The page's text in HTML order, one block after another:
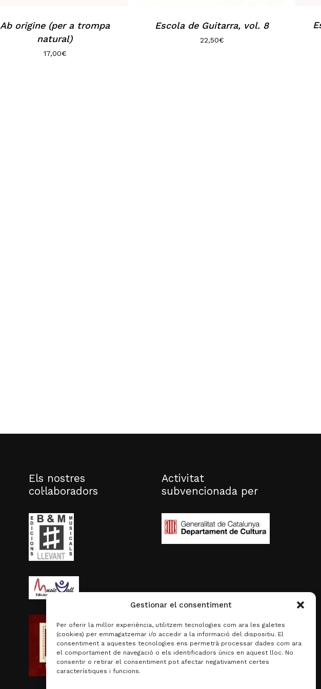
Gestionar el consentiment
Per oferir la millor experiència, utilitzem tecnologies com ara les galetes
(cookies) per emmagatzemar i/o accedir a la informació del dispositiu. El
consentiment a aquestes tecnologies ens permetrà processar dades com ara
el comportament de navegació o els identificadors únics en aquest lloc. No
consentir o retirar el consentiment pot afectar negativament certes
característiques i funcions.
Ab origine (per a trompa
natural)
17,00€
Escola de Guitarra, vol. 8
22,50€
Els nostres
col·laboradors
Activitat
subvencionada per